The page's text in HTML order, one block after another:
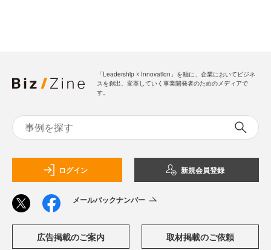
「Leadership ☓ Innovation」を軸に、企業においてビジネ
スを創出、変革していく事業開発者のためのメディアで
す。
ログイン 新規会員登録
メールバックナンバー
広告掲載のご案内 取材掲載のご依頼